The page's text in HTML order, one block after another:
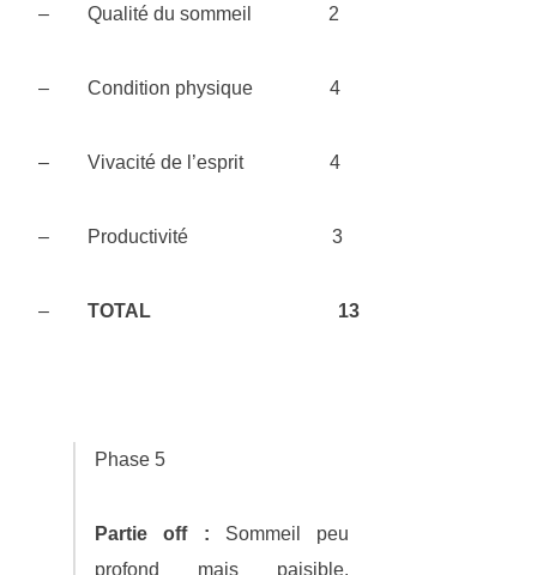
– Qualité du sommeil 2
– Condition physique 4
– Vivacité de l’esprit 4
– Productivité 3
– TOTAL 13
Phase 5
Partie off : Sommeil peu
profond mais paisible.